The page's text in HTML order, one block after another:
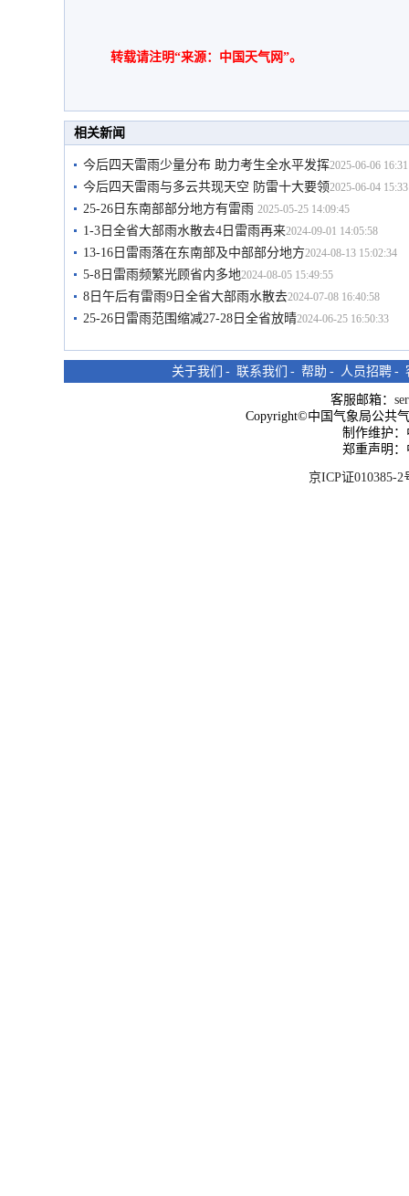
转载请注明“来源：中国天气网”。
相关新闻
今后四天雷雨少量分布 助力考生全水平发挥2025-06-06
今后四天雷雨与多云共现天空 防雷十大要领2025-06-04
25-26日东南部部分地方有雷雨 2025-05-25 14:09:45
1-3日全省大部雨水散去4日雷雨再来2024-09-01 14:05:58
13-16日雷雨落在东南部及中部部分地方2024-08-13 15:02:34
5-8日雷雨频繁光顾省内多地2024-08-05 15:49:55
8日午后有雷雨9日全省大部雨水散去2024-07-08 16:40:58
25-26日雷雨范围缩减27-28日全省放晴2024-06-25 16:50:33
关于我们 - 联系我们 - 帮助 - 人员招聘 -
客服邮箱：
Copyright©中国气象局公共
制作维护
郑重声明
京ICP证010385-2